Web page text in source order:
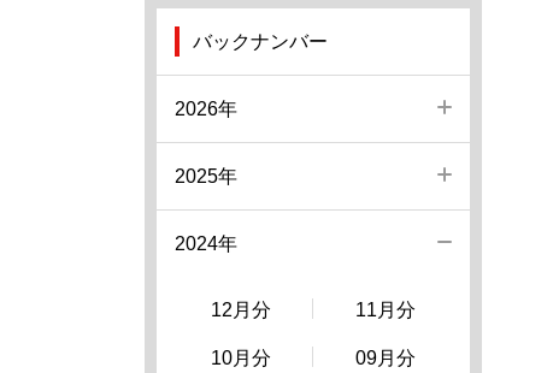
バックナンバー
2026年
2025年
2024年
12月分 11月分
10月分 09月分